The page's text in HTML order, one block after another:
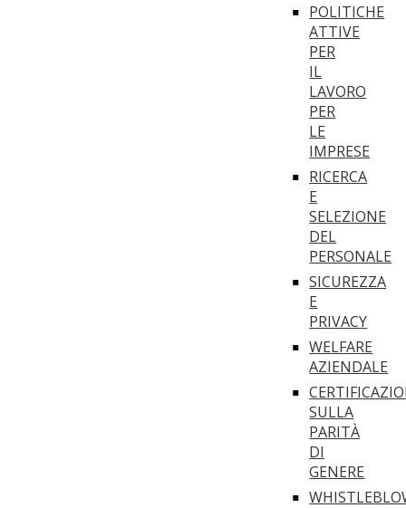
POLITICHE
ATTIVE
PER
IL
LAVORO
PER
LE
IMPRESE
RICERCA
E
SELEZIONE
DEL
PERSONALE
SICUREZZA
E
PRIVACY
WELFARE
AZIENDALE
SULLA
PARITÀ
DI
GENERE